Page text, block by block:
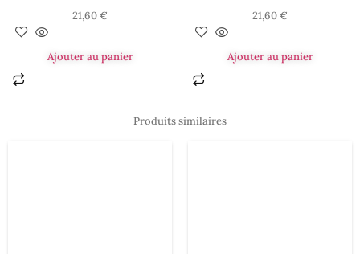
21,60€
Ajouter au panier
21,60€
Ajouter au panier
Produits similaires